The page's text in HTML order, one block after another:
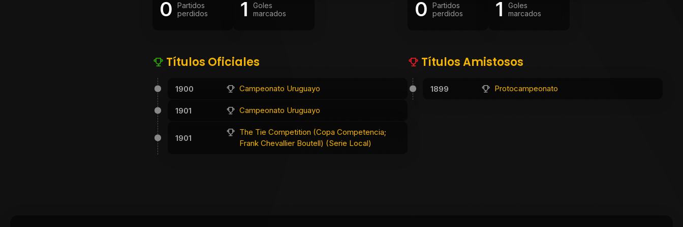
0
Partidos
perdidos
1
Goles
marcados
0
Partidos
perdidos
1
Goles
marcados
Títulos Oficiales
1900 Campeonato Uruguayo
1901 Campeonato Uruguayo
1901
The Tie Competition (Copa Competencia;
Frank Chevallier Boutell) (Serie Local)
Títulos Amistosos
1899 Protocampeonato